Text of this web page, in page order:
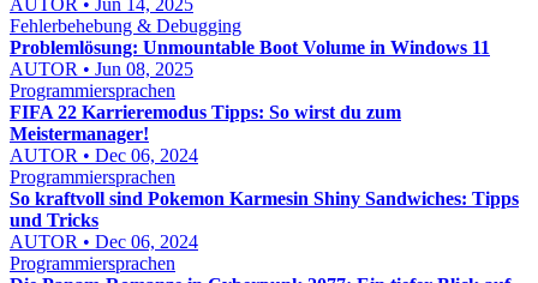
AUTOR • Jun 14, 2025
Fehlerbehebung & Debugging
Problemlösung: Unmountable Boot Volume in Windows 11
AUTOR • Jun 08, 2025
Programmiersprachen
FIFA 22 Karrieremodus Tipps: So wirst du zum
Meistermanager!
AUTOR • Dec 06, 2024
Programmiersprachen
So kraftvoll sind Pokemon Karmesin Shiny Sandwiches: Tipps
und Tricks
AUTOR • Dec 06, 2024
Programmiersprachen